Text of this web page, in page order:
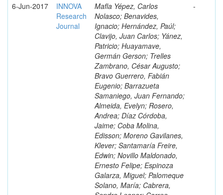
6-Jun-2017
INNOVA
Research
Journal
Mafla Yépez, Carlos
Nolasco; Benavides,
Ignacio; Hernández, Paúl;
Clavijo, Juan Carlos; Yánez,
Patricio; Huayamave,
Germán Gerson; Trelles
Zambrano, César Augusto;
Bravo Guerrero, Fabián
Eugenio; Barrazueta
Samaniego, Juan Fernando;
Almeida, Evelyn; Rosero,
Andrea; Díaz Córdoba,
Jaime; Coba Molina,
Edisson; Moreno Gavilanes,
Klever; Santamaría Freire,
Edwin; Novillo Maldonado,
Ernesto Felipe; Espinoza
Galarza, Miguel; Palomeque
Solano, María; Cabrera,
-